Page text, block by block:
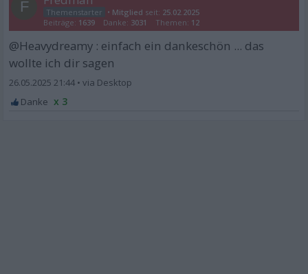
F • Mitglied seit: 25.02.2025
Beiträge: 1639 Danke: 3031 Themen: 12
@Heavydreamy : einfach ein dankeschön ... das
wollte ich dir sagen
26.05.2025 21:44 •
x 3